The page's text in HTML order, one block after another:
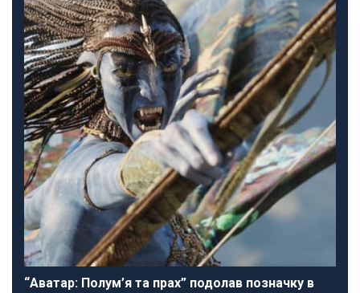
“Аватар: Полум’я та прах” подолав позначку в